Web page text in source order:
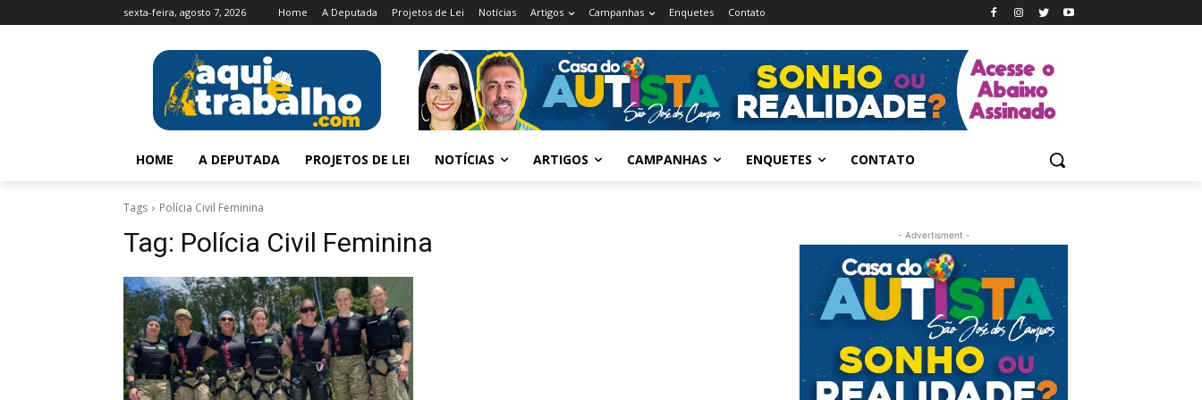
sexta-feira, agosto 7, 2026 Home A Deputada Projetos de Lei Notícias Artigos Campanhas Enquetes Contato
HOME A DEPUTADA PROJETOS DE LEI NOTÍCIAS ARTIGOS CAMPANHAS ENQUETES CONTATO
Tags Polícia Civil Feminina
Tag: Polícia Civil Feminina - Advertisment -